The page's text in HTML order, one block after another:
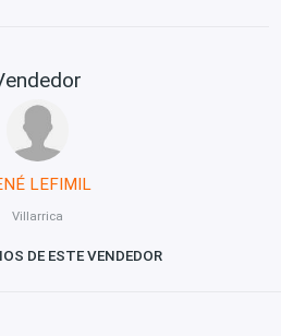
LEFIMIL
Villarrica
DE ESTE VENDEDOR